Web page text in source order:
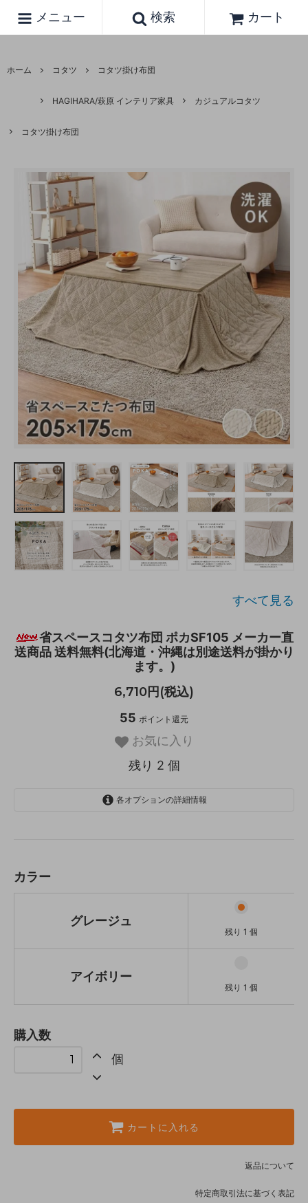
メニュー 検索 カート
ホーム コタツ コタツ掛け布団
HAGIHARA/萩原 インテリア家具 カジュアルコタツ
コタツ掛け布団
すべて見る
省スペースコタツ布団 ポカSF105 メーカー直
送商品 送料無料(北海道・沖縄は別途送料が掛かり
ます。)
6,710円(税込)
55 ポイント還元
お気に入り
残り 2 個
各オプションの詳細情報
カラー
グレージュ
残り 1 個
アイボリー
残り 1 個
購入数
個
カートに入れる
返品について
特定商取引法に基づく表記